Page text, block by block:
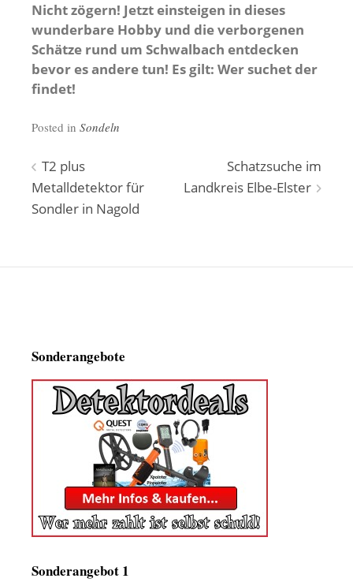
Nicht zögern! Jetzt einsteigen in dieses
wunderbare Hobby und die verborgenen
Schätze rund um Schwalbach entdecken
bevor es andere tun! Es gilt: Wer suchet der
findet!
Posted in Sondeln
Beitragsnavigation
T2 plus
Metalldetektor für
Sondler in Nagold
Schatzsuche im
Landkreis Elbe-Elster
Sonderangebote
Sonderangebot 1